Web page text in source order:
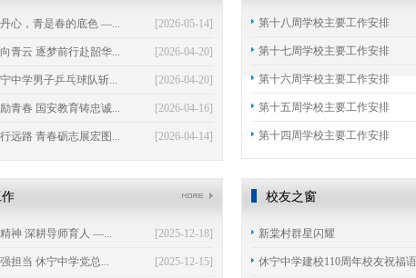
心，青是春的底色 —... [2026-05-14]
青云 逐梦前行赴韶华... [2026-04-20]
中学男子乒乓球队斩... [2026-04-20]
青春 国安教育铸忠诚... [2026-04-16]
远路 青春砺志展宏图... [2026-04-14]
第十八周学校主要工作安排
第十七周学校主要工作安排
第十六周学校主要工作安排
第十五周学校主要工作安排
第十四周学校主要工作安排
神 深耕导师育人 —... [2025-12-18]
担当 休宁中学党总... [2025-12-15]
校友之窗
新棠村群星闪耀
休宁中学建校110周年校友祝福语